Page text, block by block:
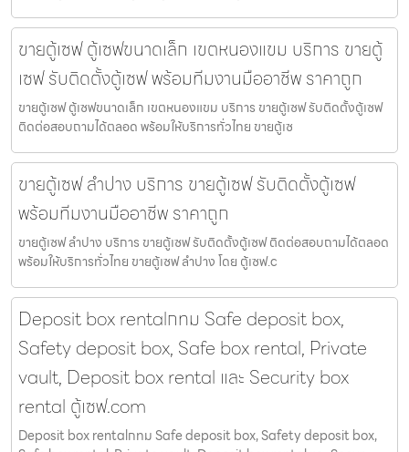
ขายตู้เซฟ ตู้เซฟขนาดเล็ก เขตหนองแขม บริการ ขายตู้
เซฟ รับติดตั้งตู้เซฟ พร้อมทีมงานมืออาชีพ ราคาถูก
ขายตู้เซฟ ตู้เซฟขนาดเล็ก เขตหนองแขม บริการ ขายตู้เซฟ รับติดตั้งตู้เซฟ
ติดต่อสอบถามได้ตลอด พร้อมให้บริการทั่วไทย ขายตู้เซ
ขายตู้เซฟ ลำปาง บริการ ขายตู้เซฟ รับติดตั้งตู้เซฟ
พร้อมทีมงานมืออาชีพ ราคาถูก
ขายตู้เซฟ ลำปาง บริการ ขายตู้เซฟ รับติดตั้งตู้เซฟ ติดต่อสอบถามได้ตลอด
พร้อมให้บริการทั่วไทย ขายตู้เซฟ ลำปาง โดย ตู้เซฟ.c
Deposit box rentalกทม Safe deposit box,
Safety deposit box, Safe box rental, Private
vault, Deposit box rental และ Security box
rental ตู้เซฟ.com
Deposit box rentalกทม Safe deposit box, Safety deposit box,